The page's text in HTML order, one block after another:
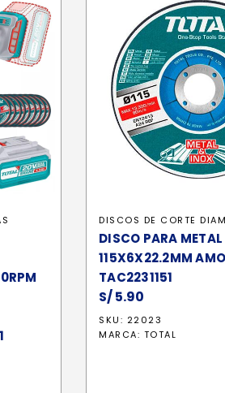
DISCOS DE CORTE
DISCO PARA
115X6X22.2MM
TAC2231151
S/5.90
SKU: 22023
MARCA: TOTAL